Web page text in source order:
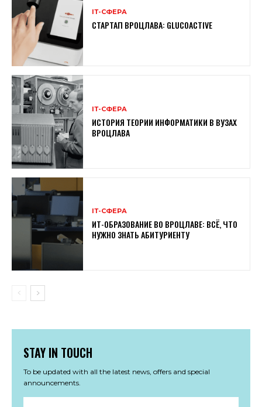
ІТ-СФЕРА
СТАРТАП ВРОЦЛАВА: GLUCOACTIVE
ІТ-СФЕРА
ИСТОРИЯ ТЕОРИИ ИНФОРМАТИКИ В ВУЗАХ
ВРОЦЛАВА
ІТ-СФЕРА
ИТ-ОБРАЗОВАНИЕ ВО ВРОЦЛАВЕ: ВСЁ, ЧТО
НУЖНО ЗНАТЬ АБИТУРИЕНТУ
STAY IN TOUCH
To be updated with all the latest news, offers and special
announcements.